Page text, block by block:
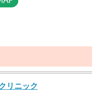
リニック